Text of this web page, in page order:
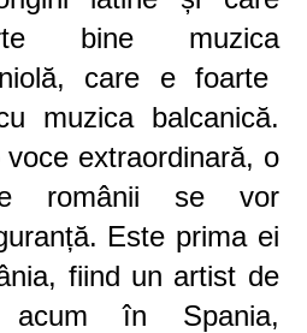
bine muzica
care e foarte
muzicabalcanică.
extraordinară, o
românii se vor
Este prima ei
fiind un artist de
acum în Spania,